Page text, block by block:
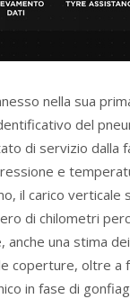
nella sua
del
di servizio dalla
e
il carico verticale
di chilometri
anche una stima
coperture, oltre a
in fase di